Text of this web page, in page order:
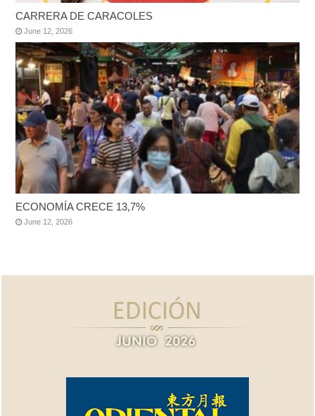
CARRERA DE CARACOLES
June 12, 2026
ECONOMÍA CRECE 13,7%
June 12, 2026